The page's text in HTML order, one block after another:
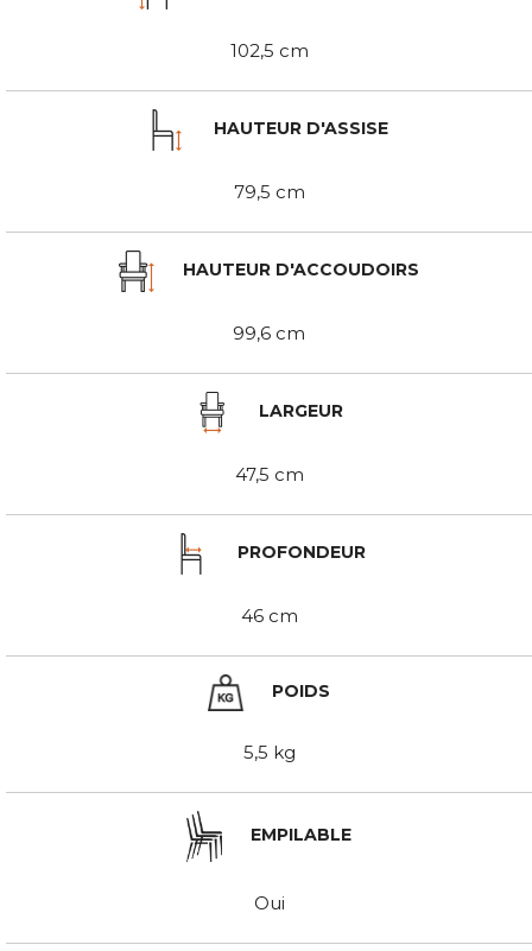
102,5 cm
HAUTEUR D'ASSISE
79,5 cm
HAUTEUR D'ACCOUDOIRS
99,6 cm
LARGEUR
47,5 cm
PROFONDEUR
46 cm
POIDS
5,5 kg
EMPILABLE
Oui